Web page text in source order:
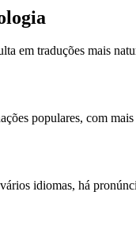
traduções mais
populares, com
idiomas, há